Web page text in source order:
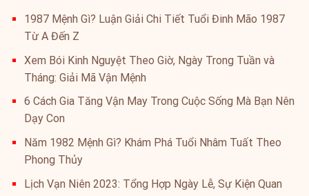
1987 Mệnh Gì? Luận Giải Chi Tiết Tuổi Đinh Mão 1987
Từ A Đến Z
Xem Bói Kinh Nguyệt Theo Giờ, Ngày Trong Tuần và
Tháng: Giải Mã Vận Mệnh
6 Cách Gia Tăng Vận May Trong Cuộc Sống Mà Bạn Nên
Dạy Con
Năm 1982 Mệnh Gì? Khám Phá Tuổi Nhâm Tuất Theo
Phong Thủy
Lịch Vạn Niên 2023: Tổng Hợp Ngày Lễ, Sự Kiện Quan